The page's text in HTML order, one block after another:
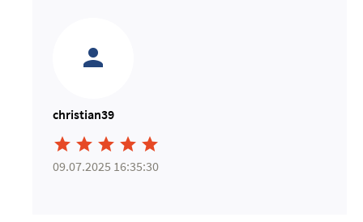
christian39
    
09.07.2025 16:35:30